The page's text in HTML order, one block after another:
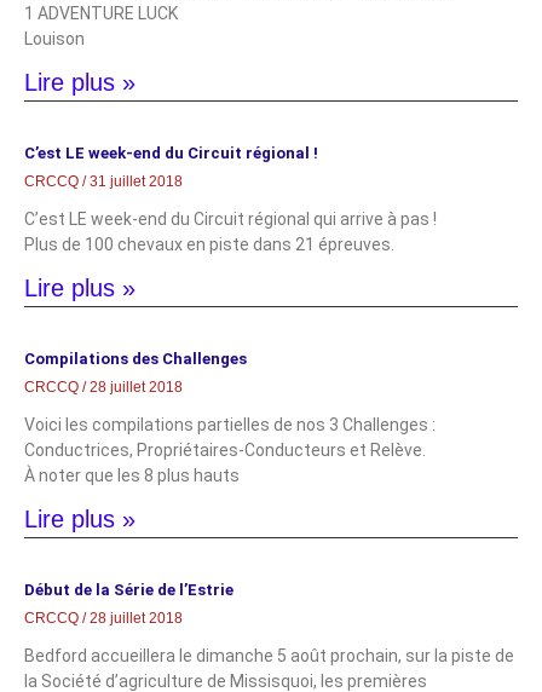
1 ADVENTURE LUCK
Louison
Lire plus »
C’est LE week-end du Circuit régional !
CRCCQ 31 juillet 2018
C’est LE week-end du Circuit régional qui arrive à pas !
Plus de 100 chevaux en piste dans 21 épreuves.
Lire plus »
Compilations des Challenges
CRCCQ 28 juillet 2018
Voici les compilations partielles de nos 3 Challenges :
Conductrices, Propriétaires-Conducteurs et Relève.
À noter que les 8 plus hauts
Lire plus »
Début de la Série de l’Estrie
CRCCQ 28 juillet 2018
Bedford accueillera le dimanche 5 août prochain, sur la piste de
la Société d’agriculture de Missisquoi, les premières